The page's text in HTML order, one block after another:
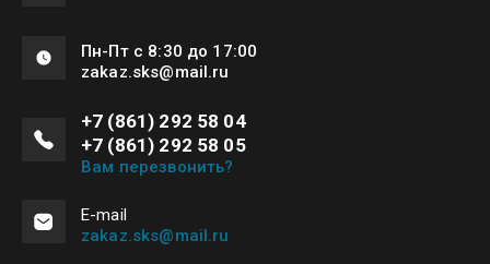
Пн-Пт с 8:30 до 17:00
zakaz.sks@mail.ru
+7 (861) 292 58 04
+7 (861) 292 58 05
Вам перезвонить?
Е-mail
zakaz.sks@mail.ru